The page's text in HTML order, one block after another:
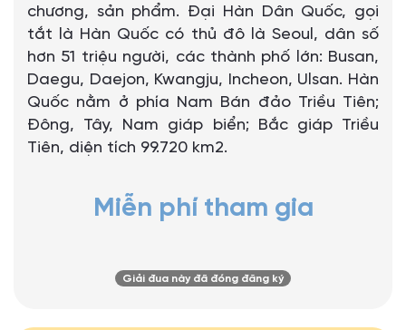
chương, sản phẩm. Đại Hàn Dân Quốc, gọi
tắt là Hàn Quốc có thủ đô là Seoul, dân số
hơn 51 triệu người, các thành phố lớn: Busan,
Daegu, Daejon, Kwangju, Incheon, Ulsan. Hàn
Quốc nằm ở phía Nam Bán đảo Triều Tiên;
Đông, Tây, Nam giáp biển; Bắc giáp Triều
Tiên, diện tích 99.720 km2.
Miễn phí tham gia
Giải đua này đã đóng đăng ký